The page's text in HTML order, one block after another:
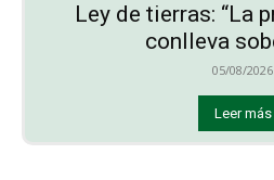
Ley de tierras: “La
conlleva
05/08/2026
Leer más